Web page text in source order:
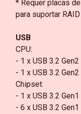
* Requer placas
para suportar
USB
CPU:
- 1 x USB 3.2
- 1 x USB 3.2
Chipset:
- 1 x USB 3.2
- 6 x USB 3.2